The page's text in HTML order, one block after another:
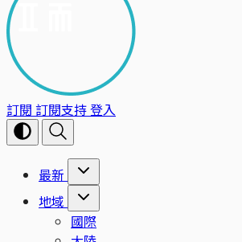
訂閱 訂閱支持登入
最新
地域
國際